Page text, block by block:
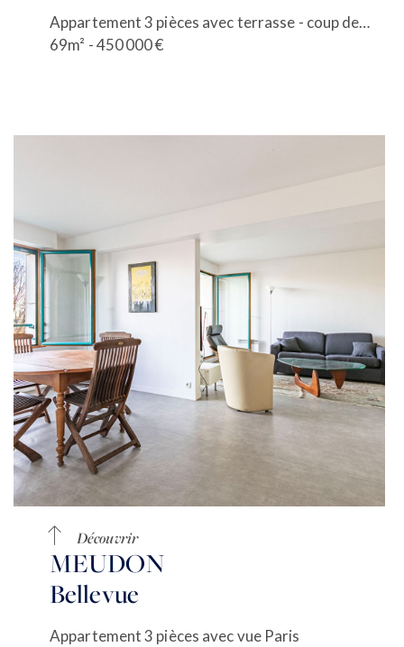
Appartement 3 pièces avec terrasse - coup de coeur
69m² - 450 000 €
Découvrir
MEUDON
Bellevue
Appartement 3 pièces avec vue Paris